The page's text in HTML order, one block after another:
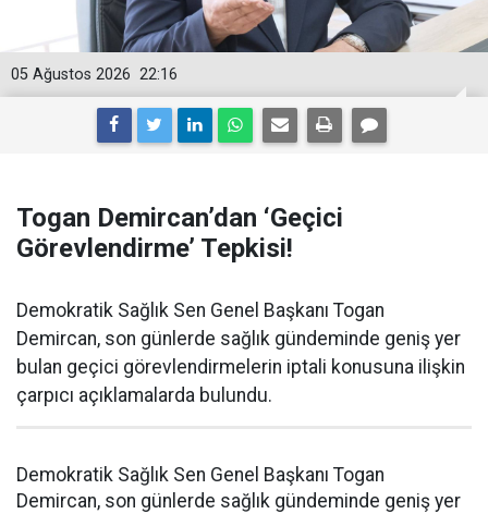
22:16
05 Ağustos 2026
Togan Demircan’dan ‘Geçici
Görevlendirme’ Tepkisi!
Demokratik Sağlık Sen Genel Başkanı Togan
Demircan, son günlerde sağlık gündeminde geniş yer
bulan geçici görevlendirmelerin iptali konusuna ilişkin
çarpıcı açıklamalarda bulundu.
Demokratik Sağlık Sen Genel Başkanı Togan
Demircan, son günlerde sağlık gündeminde geniş yer